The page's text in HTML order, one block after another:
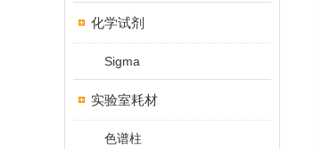
化学试剂
Sigma
实验室耗材
色谱柱